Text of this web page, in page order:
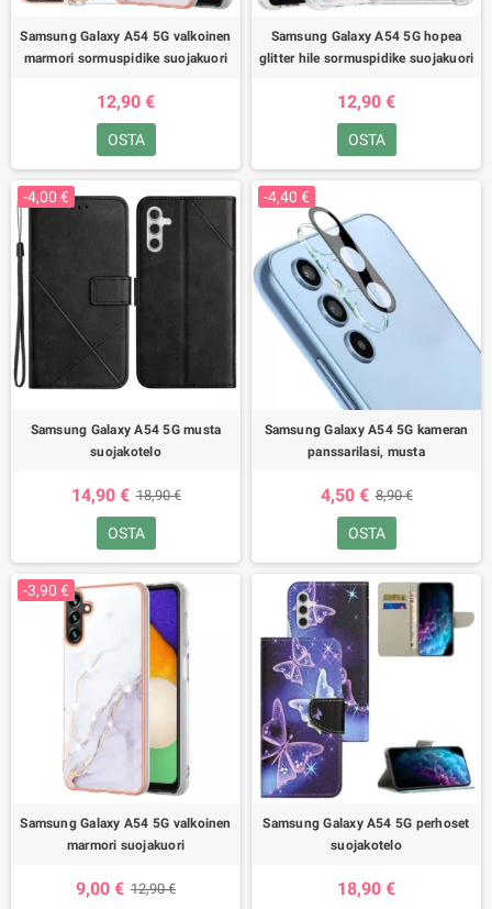
Samsung Galaxy A54 5G valkoinen
marmori sormuspidike suojakuori
12,90 €
OSTA
Samsung Galaxy A54 5G hopea
glitter hile sormuspidike suojakuori
12,90 €
OSTA
-4,00 €
Samsung Galaxy A54 5G musta
suojakotelo
14,90 € 18,90 €
OSTA
-4,40 €
Samsung Galaxy A54 5G kameran
panssarilasi, musta
4,50 € 8,90 €
OSTA
-3,90 €
Samsung Galaxy A54 5G valkoinen
marmori suojakuori
9,00 € 12,90 €
Samsung Galaxy A54 5G perhoset
suojakotelo
18,90 €